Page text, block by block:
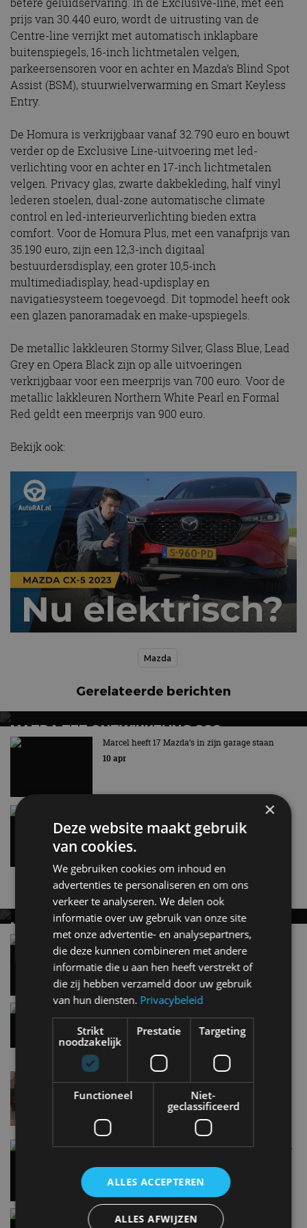
prijs van 30.440 euro, wordt de uitrusting van de
Centre-line verrijkt met automatisch inklapbare
buitenspiegels, 16-inch lichtmetalen velgen,
parkeersensoren voor en achter en Mazda’s Blind Spot
Assist (BSM), stuurwielverwarming en Smart Keyless
Entry.
De Homura is verkrijgbaar vanaf 32.790 euro en bouwt
verder op de Exclusive Line-uitvoering met led-
verlichting voor en achter en 17-inch lichtmetalen
velgen. Privacy glas, zwarte dakbekleding, half vinyl
lederen stoelen, dual-zone automatische climate
control en led-interieurverlichting bieden extra
comfort. Voor de Homura Plus, met een vanafprijs van
35.190 euro, zijn een 12,3-inch digitaal
bestuurdersdisplay, een groter 10,5-inch
multimediadisplay, head-updisplay en
navigatiesysteem toegevoegd. Dit topmodel heeft ook
een glazen panoramadak en make-upspiegels.
De metallic lakkleuren Stormy Silver, Glass Blue, Lead
Grey en Opera Black zijn op alle uitvoeringen
verkrijgbaar voor een meerprijs van 700 euro. Voor de
metallic lakkleuren Northern White Pearl en Formal
Red geldt een meerprijs van 900 euro.
Bekijk ook:
Mazda
Gerelateerde berichten
MAZDA ZET ONTWIKKELING CO2-
AFVANGINSTALLATIE VOORT
Techniek kan bijdragen aan het verminderen van de
Marcel heeft 17 Mazda’s in zijn garage staan
10 apr
Mazda-topman: “Ophef solid-state-batterij niet
terecht”
10 mrt
Nieuwste berichten
MET KORTING NAAR EV EXPERIENCE 2026?
AUTORAI REGELT HET!
EV Experience 2026 van 24 tot 26 september
Vergelijking: BMW iX3 vs Volvo EX60 – Welke
moet je hebben?
28 mei
Gespot: een Chevrolet Corvette Z06
speciale editie
Carbon fibre op je laadkabel: nergens voor nodig,
Hennessey Blackbird krijgt atmosferische V8 en
×
Deze website maakt gebruik
van cookies.
We gebruiken cookies om inhoud en
advertenties te personaliseren en om ons
verkeer te analyseren. We delen ook
informatie over uw gebruik van onze site
met onze advertentie- en analysepartners,
die deze kunnen combineren met andere
informatie die u aan hen heeft verstrekt of
die zij hebben verzameld door uw gebruik
van hun diensten. Privacybeleid
Strikt
noodzakelijk
Prestatie Targeting
Functioneel
Niet-
geclassificeerd
ALLES ACCEPTEREN
ALLES AFWIJZEN